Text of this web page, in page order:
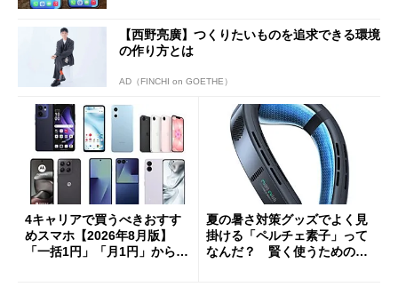
【西野亮廣】つくりたいものを追求できる環境
の作り方とは
AD（FINCHI on GOETHE）
4キャリアで買うべきおすす
めスマホ【2026年8月版】
「一括1円」「月1円」からお
夏の暑さ対策グッズでよく見
掛ける「ペルチェ素子」って
なんだ？ 賢く使うための注